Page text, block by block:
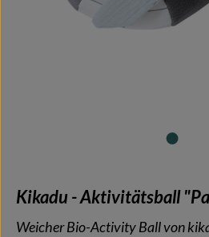
Kikadu - Aktivitätsball
Weicher Bio-Activity Ball von